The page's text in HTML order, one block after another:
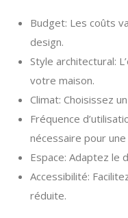
Budget: Les coûts
design.
Style architectural:
votre maison.
Climat: Choisissez
Fréquence
nécessaire pour
Espace: Adaptez le
Accessibilité:
réduite.